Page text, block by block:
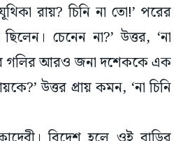
রায়? চিনি না তো!’ পরের
ছিলেন। চেনেন না?’ উত্তর, ‘না
গলির আরও জনা দশেককে এক
উত্তর প্রায় কমন, ‘না চিনি